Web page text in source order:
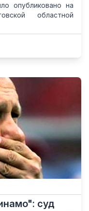
опубликовано на
областной
суд